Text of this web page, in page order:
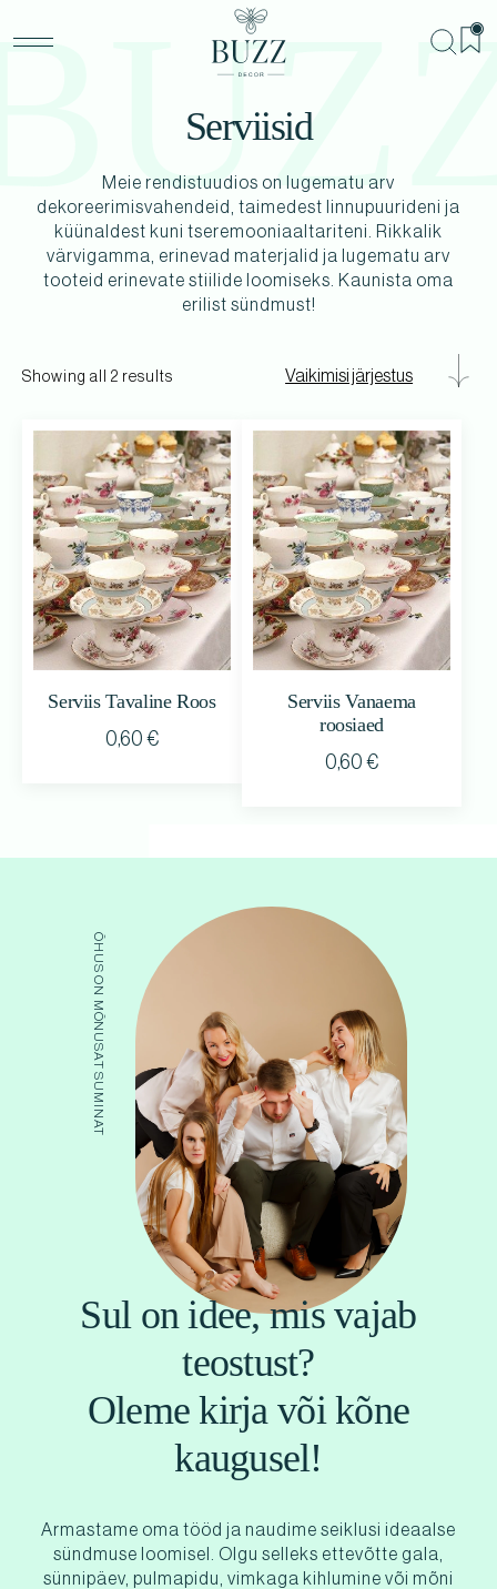
Serviisid
Meie rendistuudios on lugematu arv
dekoreerimisvahendeid, taimedest linnupuurideni ja
küünaldest kuni tseremooniaaltariteni. Rikkalik
värvigamma, erinevad materjalid ja lugematu arv
tooteid erinevate stiilide loomiseks. Kaunista oma
erilist sündmust!
Showing all 2 results
Serviis Tavaline Roos
0,60 €
Serviis Vanaema
roosiaed
0,60 €
ÕHUS ON MÕNUSAT SUMINAT
Sul on idee, mis vajab
teostust?
Oleme kirja või kõne
kaugusel!
Armastame oma tööd ja naudime seiklusi ideaalse
sündmuse loomisel. Olgu selleks ettevõtte gala,
sünnipäev, pulmapidu, vimkaga kihlumine või mõni